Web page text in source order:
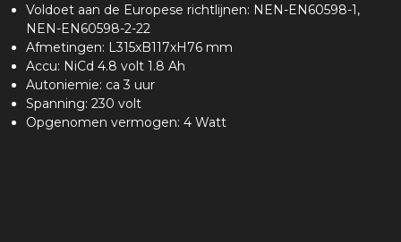
Voldoet aan de Europese richtlijnen: NEN-EN60598-1,
NEN-EN60598-2-22
Afmetingen: L315xB117xH76 mm
Accu: NiCd 4.8 volt 1.8 Ah
Autoniemie: ca 3 uur
Spanning: 230 volt
Opgenomen vermogen: 4 Watt